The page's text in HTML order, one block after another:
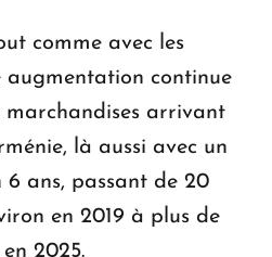
comme avec les
augmentation continue
marchandises arrivant
là aussi avec un
6 ans, passant de 20
en 2019 à plus de
2025.